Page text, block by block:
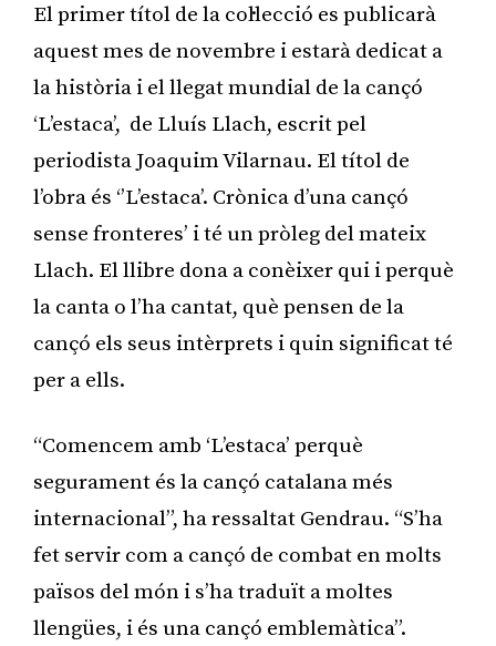
El primer títol de la col·lecció es publicarà
aquest mes de novembre i estarà dedicat a
la història i el llegat mundial de la cançó
‘L’estaca’, de Lluís Llach, escrit pel
periodista Joaquim Vilarnau. El títol de
l’obra és ‘’L’estaca’. Crònica d’una cançó
sense fronteres’ i té un pròleg del mateix
Llach. El llibre dona a conèixer qui i perquè
la canta o l’ha cantat, què pensen de la
cançó els seus intèrprets i quin significat té
per a ells.
“Comencem amb ‘L’estaca’ perquè
segurament és la cançó catalana més
internacional”, ha ressaltat Gendrau. “S’ha
fet servir com a cançó de combat en molts
països del món i s’ha traduït a moltes
llengües, i és una cançó emblemàtica”.